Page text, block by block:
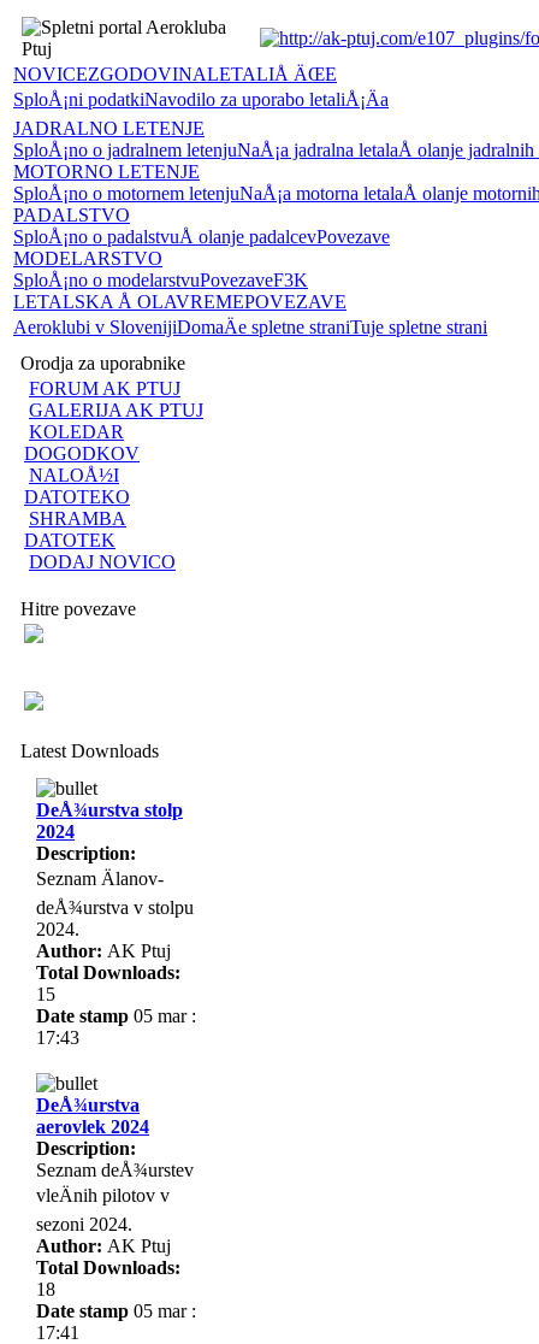
NOVICEZGODOVINALETALIÅ ÄŒE
SploÅ¡ni podatkiNavodilo za uporabo letaliÅ¡Äa
JADRALNO LETENJE
SploÅ¡no o jadralnem letenjuNaÅ¡a jadralna letalaÅ olanje
MOTORNO LETENJE
SploÅ¡no o motornem letenjuNaÅ¡a motorna letalaÅ olanje
PADALSTVO
SploÅ¡no o padalstvuÅ olanje padalcevPovezave
MODELARSTVO
SploÅ¡no o modelarstvuPovezaveF3K
LETALSKA Å OLAVREMEPOVEZAVE
Aeroklubi v SlovenijiDomaÄe spletne straniTuje spletne strani
Orodja za uporabnike
FORUM AK PTUJ
GALERIJA AK PTUJ
KOLEDAR
DOGODKOV
NALOÅ½I
DATOTEKO
SHRAMBA
DATOTEK
DODAJ NOVICO
Hitre povezave
Latest Downloads
DeÅ¾urstva stolp
2024
Description:
Seznam Älanov-
deÅ¾urstva v stolpu
2024.
Author: AK Ptuj
Total Downloads:
15
Date stamp 05 mar :
17:43
DeÅ¾urstva
aerovlek 2024
Description:
Seznam deÅ¾urstev
vleÄnih pilotov v
sezoni 2024.
Author: AK Ptuj
Total Downloads:
18
Date stamp 05 mar :
17:41